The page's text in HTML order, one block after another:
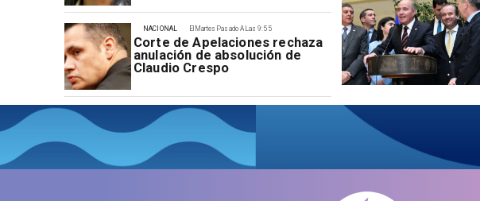
El Martes Pasado A Las 9:55
Corte de Apelaciones rechaza
anulación de absolución de
Claudio Crespo
NACIONAL